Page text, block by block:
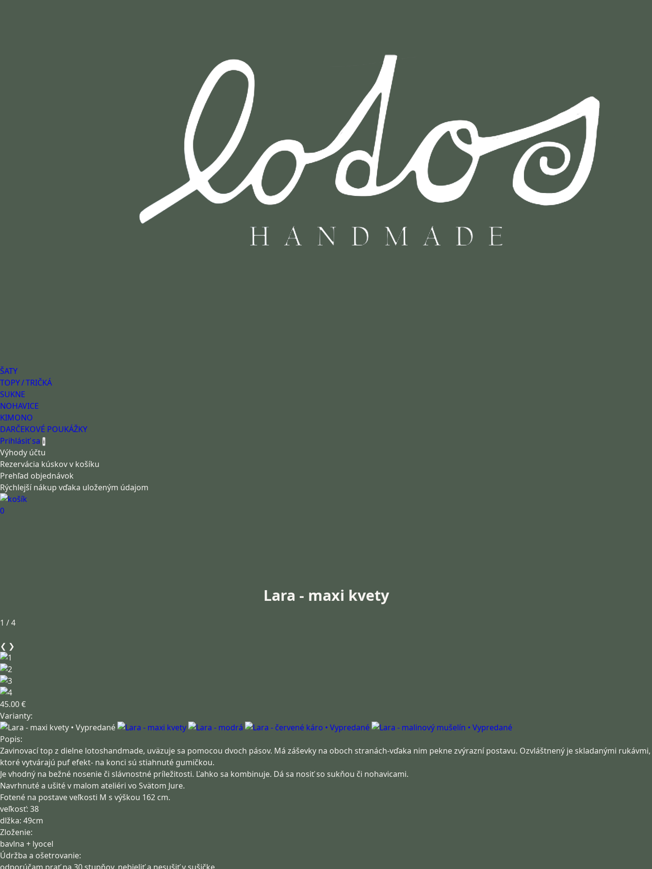
ŠATY
TOPY / TRIČKÁ
SUKNE
NOHAVICE
KIMONO
DARČEKOVÉ POUKÁŽKY
Prihlásiť sa i
Výhody účtu
Rezervácia kúskov v košíku
Prehľad objednávok
Rýchlejší nákup vďaka uloženým údajom
0
Lara - maxi kvety
1 / 4
❮ ❯
45.00 €
Varianty:
Popis:
Zavinovací top z dielne lotoshandmade, uväzuje sa pomocou dvoch pásov. Má záševky na oboch stranách-vďaka nim pekne zvýrazní postavu. Ozvláštnený je skladanými rukávmi,
ktoré vytvárajú puf efekt- na konci sú stiahnuté gumičkou.
Je vhodný na bežné nosenie či slávnostné príležitosti. Ľahko sa kombinuje. Dá sa nosiť so sukňou či nohavicami.
Navrhnuté a ušité v malom ateliéri vo Svätom Jure.
Fotené na postave veľkosti M s výškou 162 cm.
veľkosť: 38
dlžka: 49cm
Zloženie:
bavlna + lyocel
Údržba a ošetrovanie: